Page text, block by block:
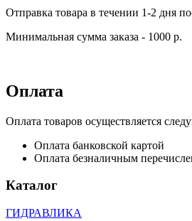
Отправка товара в течении 1-2 дня
Минимальная сумма заказа - 1000 р.
Оплата
Оплата товаров осуществляется
Оплата банковской картой
Оплата безналичным
Каталог
ГИДРАВЛИКА